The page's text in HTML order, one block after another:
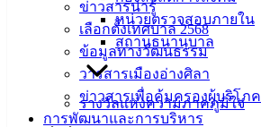
ข่าวสารน่ารู้
เลือกตั้งเทศบาล 2568
ข้อมูลทางวัฒนธรรม
วารสารเมืองอ่างศิลา
ข่าวสารเพื่อคุ้มครองผู้บริโภค
การพัฒนาและการบริหาร
หน่วยตรวจสอบภายใน
สถานธนานุบาล
รางวัลแห่งความภาคภูมิใจ
เทศบาลเมือง
อ่างศิลา 90/338
ม.3 ต.เสม็ด
อ.เมือง จ.ชลบุรี